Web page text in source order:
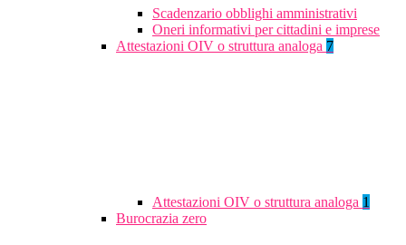
Scadenzario obblighi amministrativi
Oneri informativi per cittadini e imprese
Attestazioni OIV o struttura analoga 7
Attestazioni OIV o struttura analoga 1
Burocrazia zero